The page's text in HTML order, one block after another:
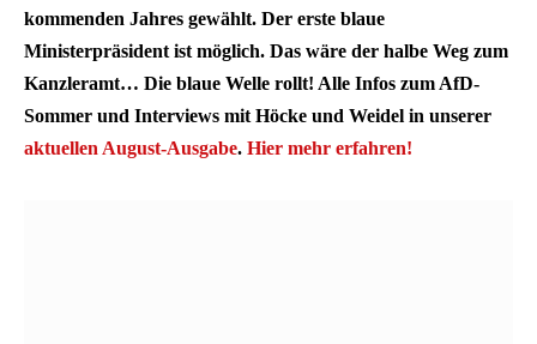
kommenden Jahres gewählt. Der erste blaue
Ministerpräsident ist möglich. Das wäre der halbe Weg zum
Kanzleramt… Die blaue Welle rollt! Alle Infos zum AfD-
Sommer und Interviews mit Höcke und Weidel in unserer
aktuellen August-Ausgabe. Hier mehr erfahren!